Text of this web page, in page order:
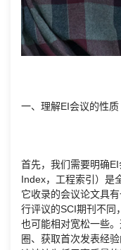
一、理解EI会议的性质
首先，我们需要明确
Index，工程索引）是
它收录的会议论文具
行评议的SCI期刊不同
也可能相对宽松一些
圈、获取首次发表经